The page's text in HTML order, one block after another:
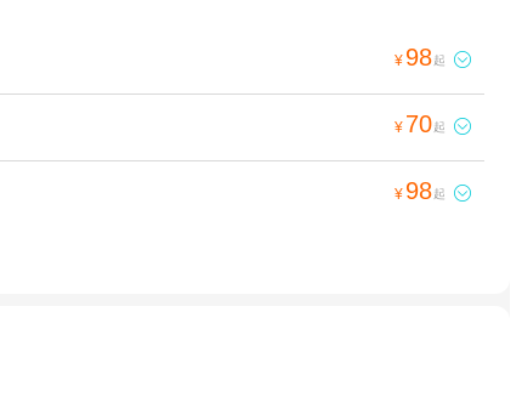
¥ 98起 
¥ 70起 
¥ 98起 